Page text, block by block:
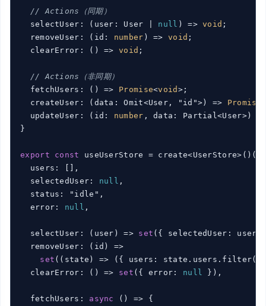
// Actions（同期）
  selectUser:
( user: User | null ) => void ;
  removeUser:
( id: number ) => void ;
  clearError:
() => void ;
// Actions（非同期）
  fetchUsers:
() => Promise<void >;
  createUser:
( data: Omit<User, "id"> ) => Promise
  updateUser:
( id: number , data: Partial<User>)
}
export const useUserStore = create<UserStore> () (
  users: [],
  selectedUser:
null ,
  status: "idle",
  error:
null ,
  selectUser: (
user ) => set ( { selectedUser: user
  removeUser: (
id ) =>
set ( ( state ) => ( { users: state.users.filter(
  clearError: (
) => set ( { error: null } ),
  fetchUsers:
async ( ) => {